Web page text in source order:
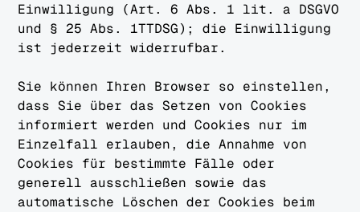
Einwilligung (Art. 6 Abs. 1 lit. a DSGVO
und § 25 Abs. 1TTDSG); die Einwilligung
ist jederzeit widerrufbar.
Sie können Ihren Browser so einstellen,
dass Sie über das Setzen von Cookies
informiert werden und Cookies nur im
Einzelfall erlauben, die Annahme von
Cookies für bestimmte Fälle oder
generell ausschließen sowie das
automatische Löschen der Cookies beim